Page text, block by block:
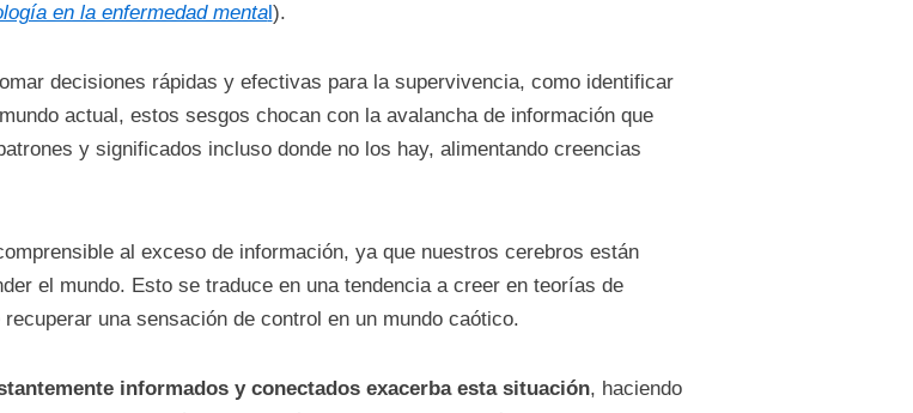
en la enfermedad mental ).
decisiones rápidas y efectivas para la supervivencia, como identificar
actual, estos sesgos chocan con la avalancha de información que
y significados incluso donde no los hay, alimentando creencias
al exceso de información, ya que nuestros cerebros están
el mundo. Esto se traduce en una tendencia a creer en teorías de
una sensación de control en un mundo caótico.
informados y conectados exacerba esta situación, haciendo